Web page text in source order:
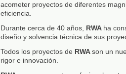
acometer proyectos de diferentes
eficiencia.
Durante cerca de 40 años, RWA ha
diseño y solvencia técnica de sus
Todos los proyectos de RWAson un
rigor e innovación.